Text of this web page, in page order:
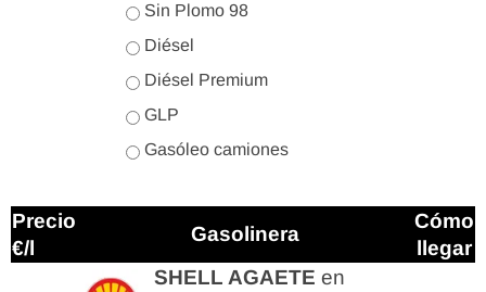
Sin Plomo 98
Diésel
Diésel Premium
GLP
Gasóleo camiones
Precio
€/l
Gasolinera
Cómo
llegar
SHELL AGAETE en